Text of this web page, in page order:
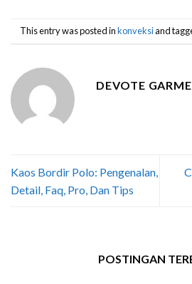
This entry was posted inkonveksiand
DEVOTE
Kaos Bordir Polo: Pengenalan,
Detail, Faq, Pro, Dan Tips
POSTINGAN